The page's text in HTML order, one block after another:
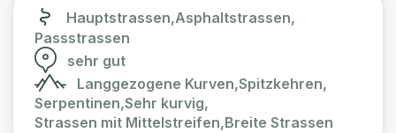
Hauptstrassen,Asphaltstrassen,
Passstrassen
sehr gut
Langgezogene Kurven,Spitzkehren,
Serpentinen,Sehr kurvig,
Strassen mit Mittelstreifen,Breite Strassen